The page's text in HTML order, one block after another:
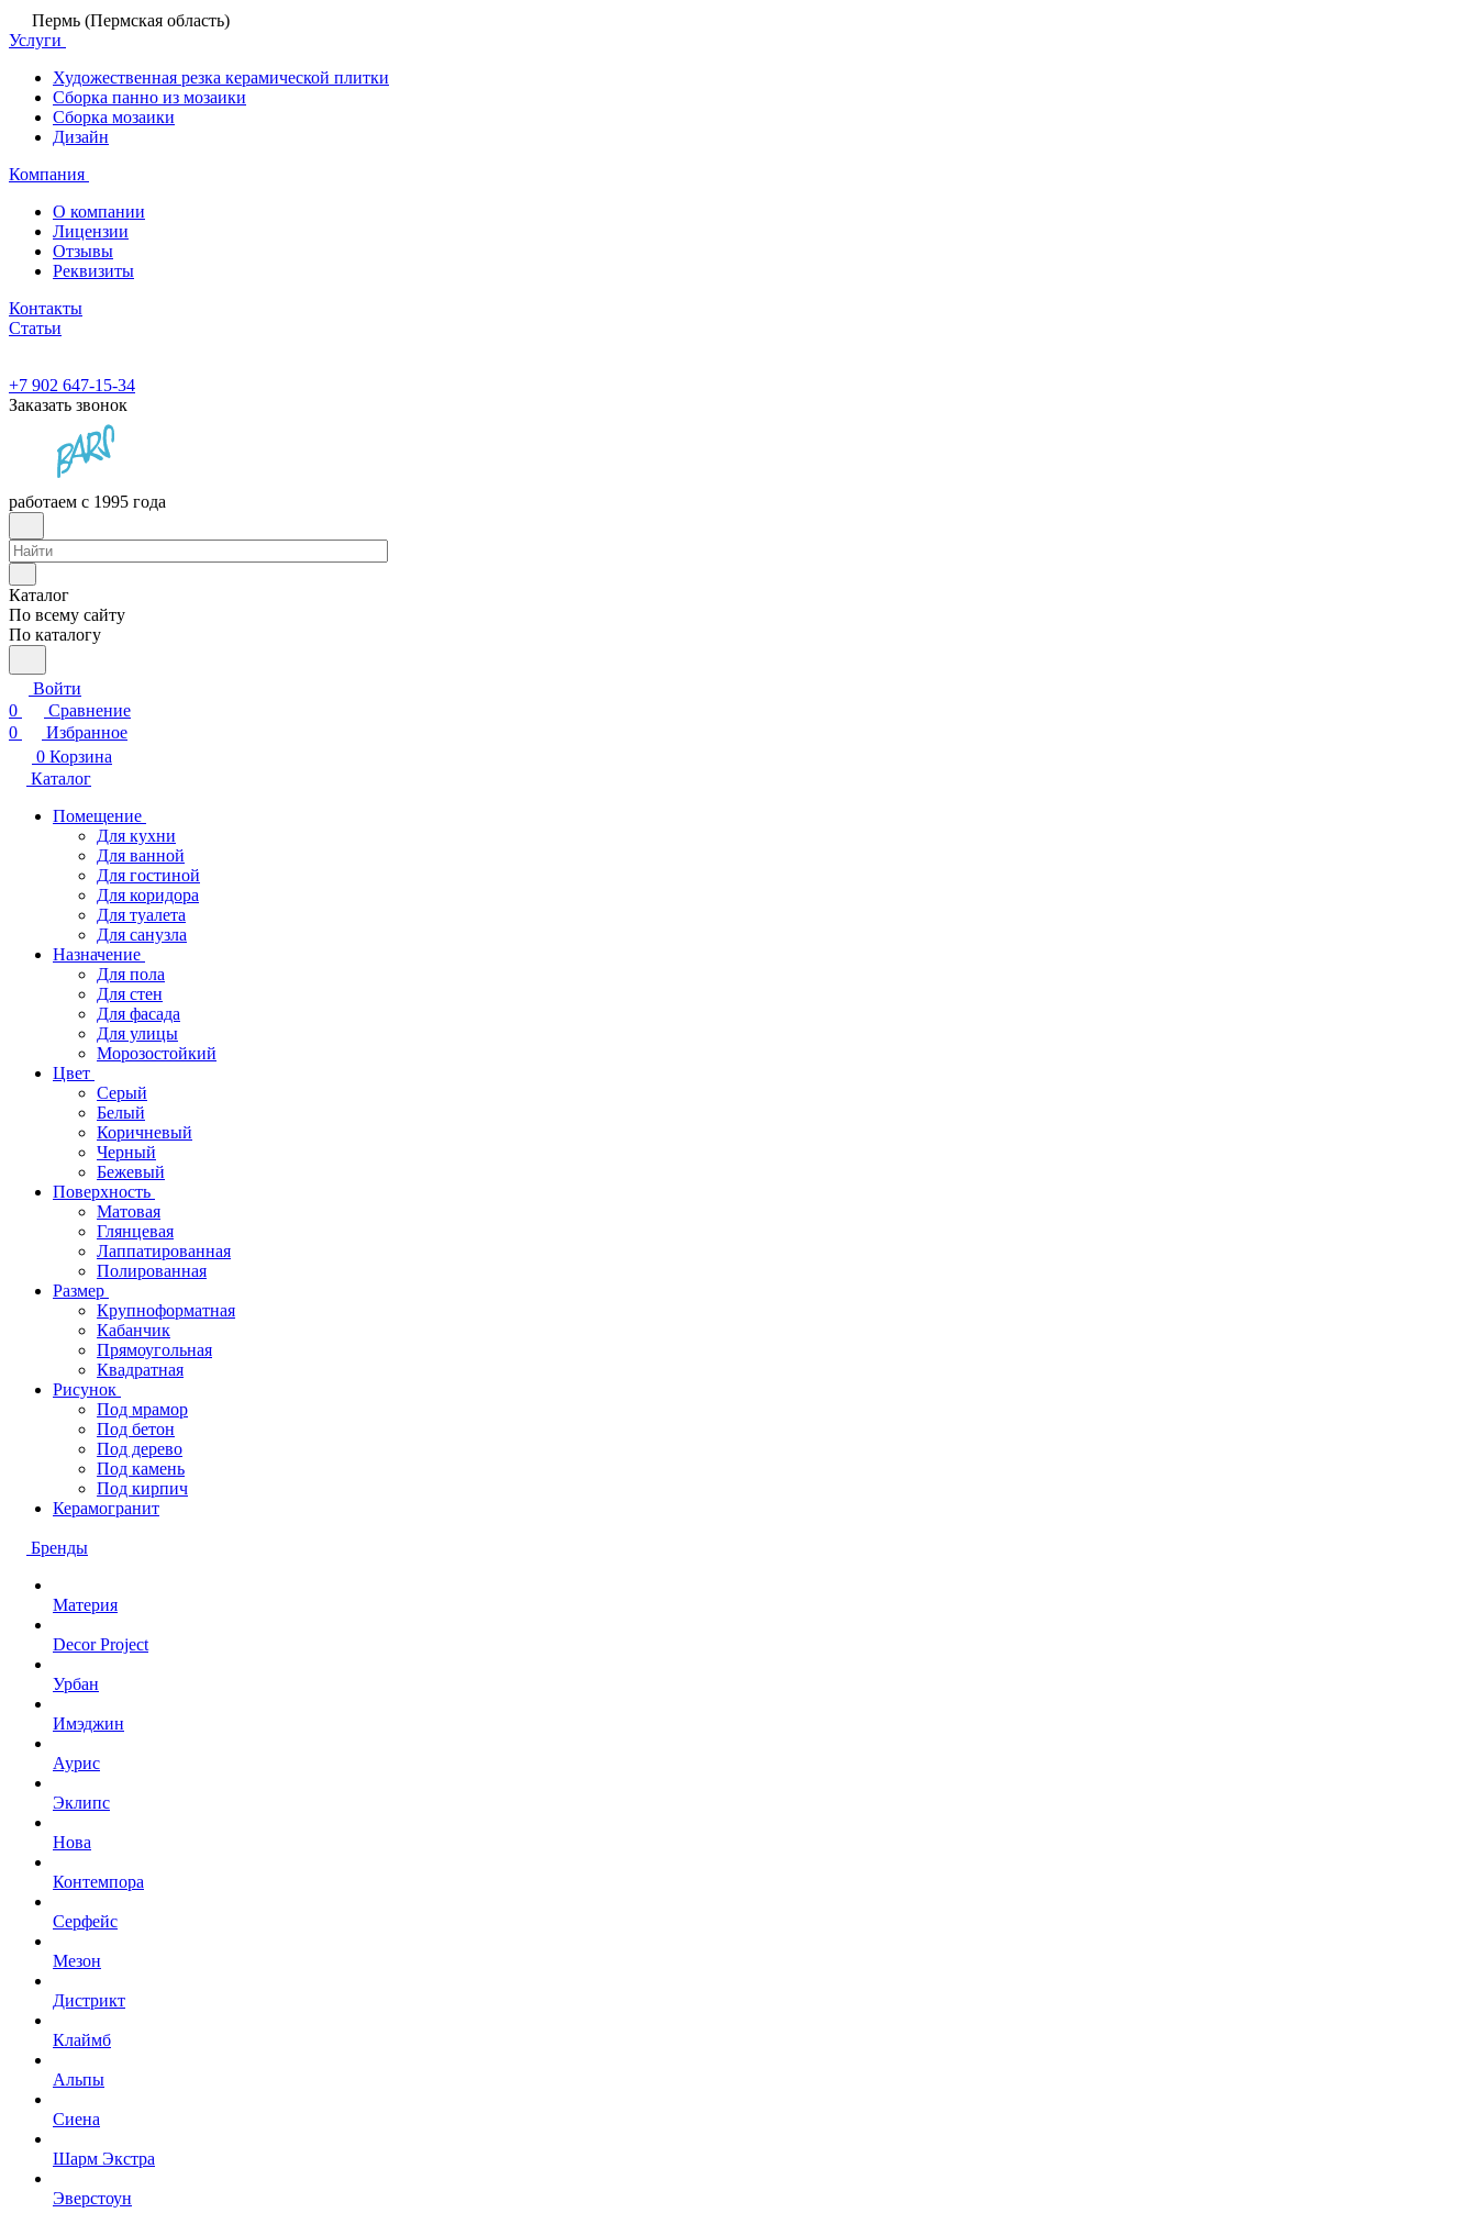
Пермь (Пермская область)
Услуги
Художественная резка керамической плитки
Сборка панно из мозаики
Сборка мозаики
Дизайн
Компания
О компании
Лицензии
Отзывы
Реквизиты
Контакты
Статьи
+7 902 647-15-34
Заказать звонок
работаем с 1995 года
Каталог
По всему сайту
По каталогу
Войти
0
Сравнение
0
Избранное
0 Корзина
Каталог
Помещение
Для кухни
Для ванной
Для гостиной
Для коридора
Для туалета
Для санузла
Назначение
Для пола
Для стен
Для фасада
Для улицы
Морозостойкий
Цвет
Серый
Белый
Коричневый
Черный
Бежевый
Поверхность
Матовая
Глянцевая
Лаппатированная
Полированная
Размер
Крупноформатная
Кабанчик
Прямоугольная
Квадратная
Рисунок
Под мрамор
Под бетон
Под дерево
Под камень
Под кирпич
Керамогранит
Бренды
Материя
Decor Project
Урбан
Имэджин
Аурис
Эклипс
Нова
Контемпора
Серфейс
Мезон
Дистрикт
Клаймб
Альпы
Сиена
Шарм Экстра
Эверстоун